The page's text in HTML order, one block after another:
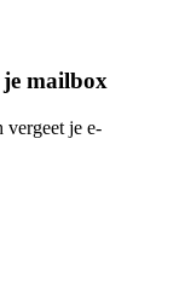
mailbox
vergeet je e-